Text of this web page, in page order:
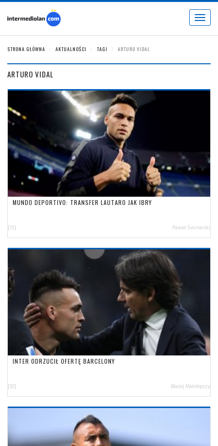
Toggle
STRONA GŁÓWNA AKTUALNOŚCI TAGI ARTURO VIDAL
ARTURO VIDAL
MUNDO DEPORTIVO: TRANSFER LAUTARO JAK IBRY
[15] Paweł Świnarski
INTER ODRZUCIŁ OFERTĘ BARCELONY
[10] Błażej Małolepszy